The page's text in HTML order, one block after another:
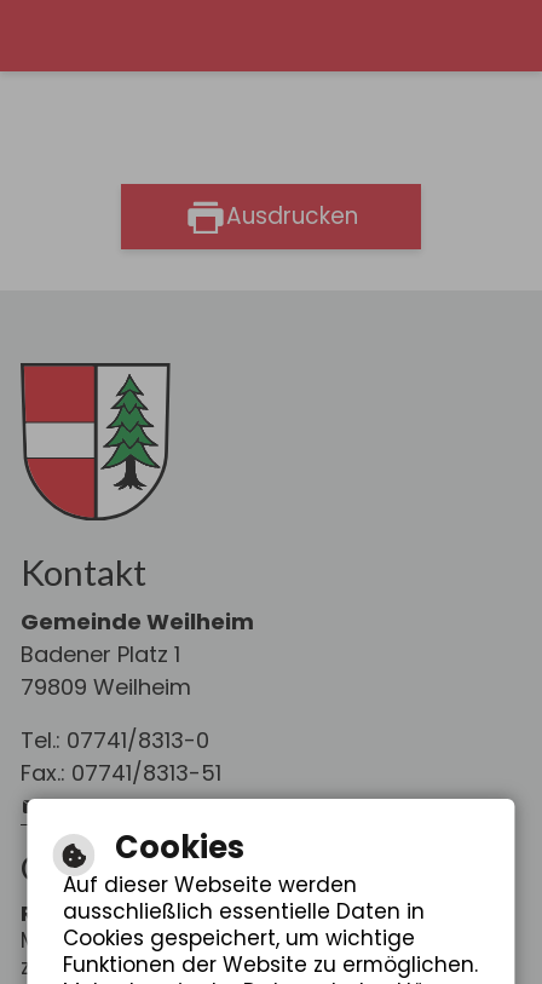
Ausdrucken
Kontakt
Gemeinde Weilheim
Badener Platz 1
79809 Weilheim
Tel.: 07741/8313-0
Fax.: 07741/8313-51
Öffnungszeiten
Rathaus Weilheim
Mo. - Fr.: 08:00 - 12:00 Uhr
zus. Do.: 14:00 - 18:30 Uhr
Cookies
Auf dieser Webseite werden
ausschließlich essentielle Daten in
Cookies gespeichert, um wichtige
Funktionen der Website zu ermöglichen.